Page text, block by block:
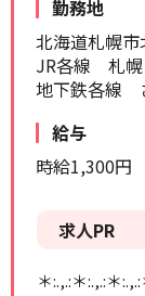
勤務地
北海道札幌市
JR各線 札幌
地下鉄各線
給与
時給1,300円
求人PR
＊:.,.:＊:.,.:＊